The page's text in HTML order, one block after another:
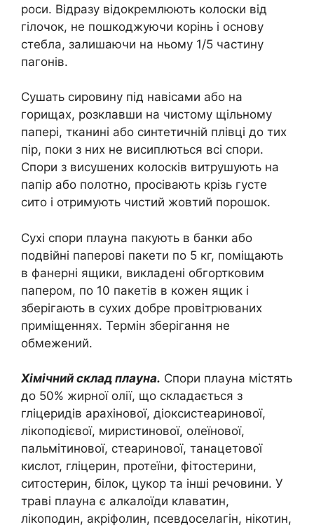
роси. Відразу відокремлюють колоски від
гілочок, не пошкоджуючи корінь і основу
стебла, залишаючи на ньому 1/5 частину
пагонів.
Сушать сировину під навісами або на
горищах, розклавши на чистому щільному
папері, тканині або синтетичній плівці до тих
пір, поки з них не висиплються всі спори.
Спори з висушених колосків витрушують на
папір або полотно, просівають крізь густе
сито і отримують чистий жовтий порошок.
Сухі спори плауна пакують в банки або
подвійні паперові пакети по 5 кг, поміщають
в фанерні ящики, викладені обгортковим
папером, по 10 пакетів в кожен ящик і
зберігають в сухих добре провітрюваних
приміщеннях. Термін зберігання не
обмежений.
Хімічний склад плауна. Спори плауна містять
до 50% жирної олії, що складається з
гліцеридів арахінової, діоксистеаринової,
лікоподієвої, миристинової, олеїнової,
пальмітинової, стеаринової, танацетової
кислот, гліцерин, протеїни, фітостерини,
ситостерин, білок, цукор та інші речовини. У
траві плауна є алкалоїди клаватин,
лікоподин, акріфолин, псевдоселагін, нікотин,